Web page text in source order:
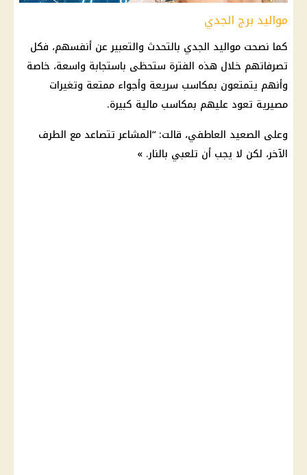
مواليد برج الجدي
كما نصحت مواليد الجدي بالتحدث والتعبير عن أنفسهم، فكل
تصرفاتهم خلال هذه الفترة ستحظى باستجابة واسعة، خاصة
وأنهم يتمتعون بمكاسب سريعة وأجواء ممتعة وتغيرات
مصيرية تعود عليهم بمكاسب مالية كبيرة.
وعلى الصعيد العاطفي، قالت: “المشاعر تتصاعد مع الطرف
الآخر، لكن لا يجب أن تلعبي بالنار. »